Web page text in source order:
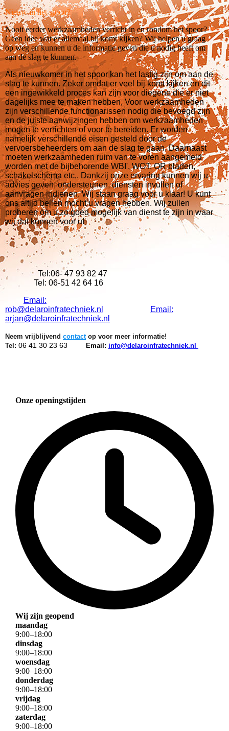
Nieuw in het spoor?
Nooit eerder werkzaamheden verricht in en rondom het spoor?
Geen idee wat er allemaal bij komt kijken? Wij helpen u graag
op weg en kunnen u de informatie geven die u nodig heeft om
aan de slag te kunnen.
Als nieuwkomer in het spoor kan het lastig zijn om aan de
slag te kunnen. Zeker omdat er veel bij komt kijken en dit
een ingewikkeld proces kan zijn voor diegene die er niet
dagelijks mee te maken hebben, Voor werkzaamheden
zijn verschillende functionarissen nodig die bevoegd zijn
en de juiste aanwijzingen hebben om werkzaamheden
mogen te verrichten of voor te bereiden. Er worden
namelijk verschillende eisen gesteld door de
vervoersbeheerders om aan de slag te gaan. Daarnaast
moeten werkzaamheden ruim van te voren aangemeld
worden met de bijbehorende WBI', WOT, OR bladen,
schakelschema etc,. Dankzij onze ervaring kunnen wij u
advies geven, ondersteunen, diensten invullen of
aanvragen indienen. Wij staan graag voor u klaar! U kunt
ons altijd bellen mocht u vragen hebben. Wij zullen
proberen om u zo goed mogelijk van dienst te zijn in waar
wij dat kunnen voor u!
Tel:06- 47 93 82 47
Tel: 06-51 42 64 16
Email:
rob@delaroinfratechniek.nl
Email:
arjan@delaroinfratechniek.nl
Neem vrijblijvend contactop voor meer informatie!
Tel: 06 41 30 23 63 Email: info@delaroinfratechniek.nl
Onze openingstijden
Wij zijn geopend
maandag
9:00–18:00
dinsdag
9:00–18:00
woensdag
9:00–18:00
donderdag
9:00–18:00
vrijdag
9:00–18:00
zaterdag
9:00–18:00